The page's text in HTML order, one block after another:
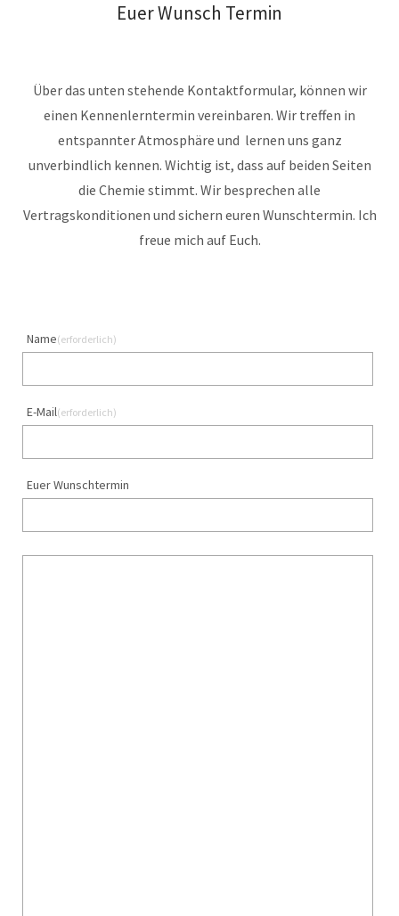
Euer Wunsch Termin
Über das unten stehende Kontaktformular, können wir
einen Kennenlerntermin vereinbaren. Wir treffen in
entspannter Atmosphäre und lernen uns ganz
unverbindlich kennen. Wichtig ist, dass auf beiden Seiten
die Chemie stimmt. Wir besprechen alle
Vertragskonditionen und sichern euren Wunschtermin. Ich
freue mich auf Euch.
Name(erforderlich)
E-Mail(erforderlich)
Euer Wunschtermin